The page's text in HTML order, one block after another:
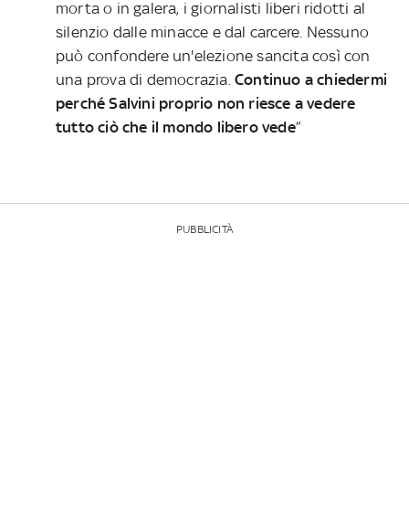
morta o in galera, i giornalisti liberi ridotti al
silenzio dalle minacce e dal carcere. Nessuno
può confondere un'elezione sancita così con
una prova di democrazia. Continuo a chiedermi
perché Salvini proprio non riesce a vedere
tutto ciò che il mondo libero vede”
PUBBLICITÀ